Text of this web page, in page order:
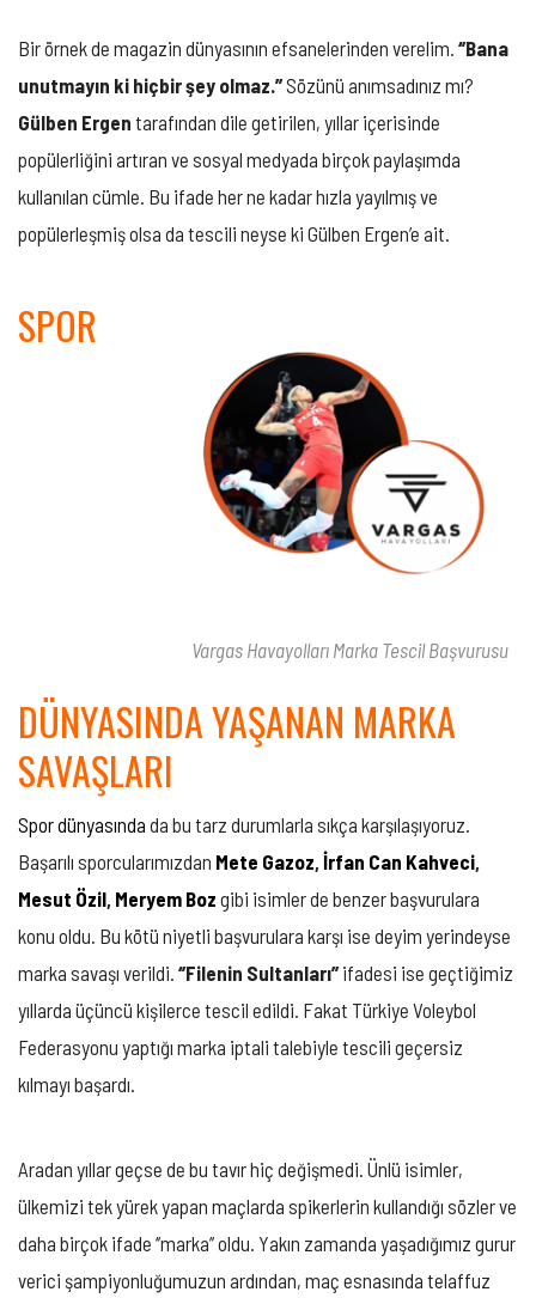
Bir örnek de magazin dünyasının efsanelerinden verelim. ‘’Bana
unutmayın ki hiçbir şey olmaz.’’Sözünü anımsadınız mı?
Gülben Ergen tarafından dile getirilen, yıllar içerisinde
popülerliğini artıran ve sosyal medyada birçok paylaşımda
kullanılan cümle. Bu ifade her ne kadar hızla yayılmış ve
popülerleşmiş olsa da tescili neyse ki Gülben Ergen’e ait.
Vargas Havayolları Marka Tescil Başvurusu
SPOR
DÜNYASINDA YAŞANAN MARKA
SAVAŞLARI
Spor dünyasında da bu tarz durumlarla sıkça karşılaşıyoruz.
Başarılı sporcularımızdan Mete Gazoz İrfan Can Kahveci
Mesut Özil Meryem Boz gibi isimler de benzer başvurulara
konu oldu. Bu kötü niyetli başvurulara karşı ise deyim yerindeyse
marka savaşı verildi. ‘’Filenin Sultanları’’ifadesi ise geçtiğimiz
yıllarda üçüncü kişilerce tescil edildi. Fakat Türkiye Voleybol
Federasyonu yaptığı marka iptali talebiyle tescili geçersiz
kılmayı başardı.
Aradan yıllar geçse de bu tavır hiç değişmedi. Ünlü isimler,
ülkemizi tek yürek yapan maçlarda spikerlerin kullandığı sözler ve
daha birçok ifade ‘’marka’’ oldu. Yakın zamanda yaşadığımız gurur
verici şampiyonluğumuzun ardından, maç esnasında telaffuz